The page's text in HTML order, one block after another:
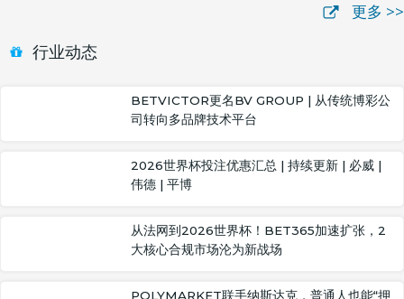
更多 >>
行业动态
BETVICTOR更名BV GROUP | 从传统博彩公
司转向多品牌技术平台
2026世界杯投注优惠汇总 | 持续更新 | 必威 |
伟德 | 平博
从法网到2026世界杯！BET365加速扩张，2
大核心合规市场沦为新战场
POLYMARKET联手纳斯达克，普通人也能“押